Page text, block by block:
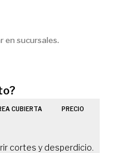
en sucursales.
CUBIERTA PRECIO
cortes y desperdicio.